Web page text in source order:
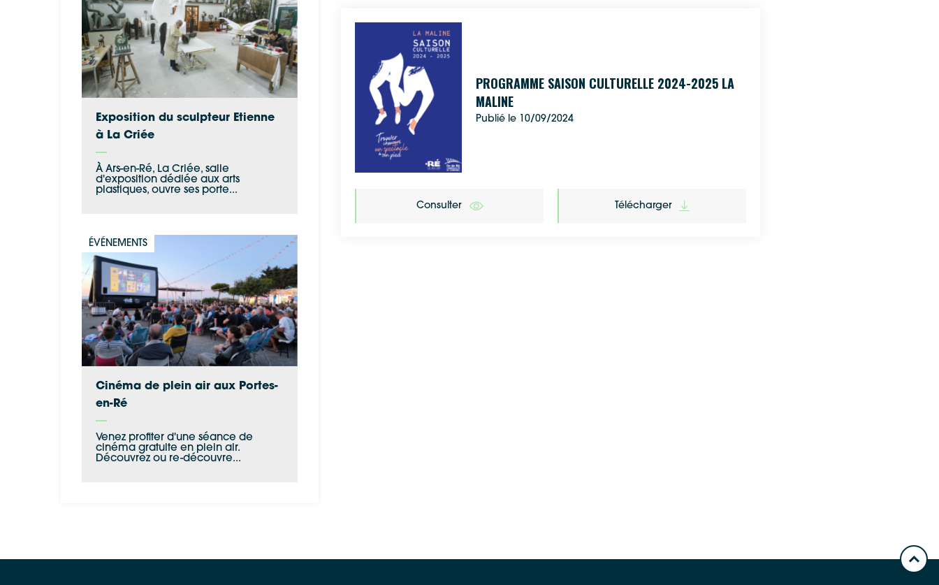
Exposition du sculpteur Etienne
à La Criée
À Ars-en-Ré, La Criée, salle
d'exposition dédiée aux arts
plastiques, ouvre ses porte...
ÉVÉNEMENTS
Cinéma de plein air aux Portes-
en-Ré
Venez profiter d'une séance de
cinéma gratuite en plein air.
Découvrez ou re-découvre...
PROGRAMME SAISON CULTURELLE 2024-2025 LA
MALINE
Publié le 10/09/2024
Consulter Télécharger
ShareThis is disabled.